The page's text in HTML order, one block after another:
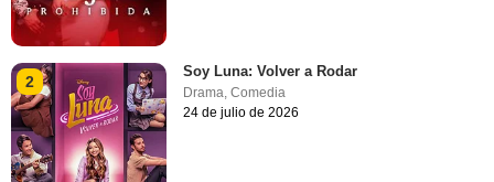
2
Soy Luna: Volver a Rodar
Drama,Comedia
24 de julio de 2026